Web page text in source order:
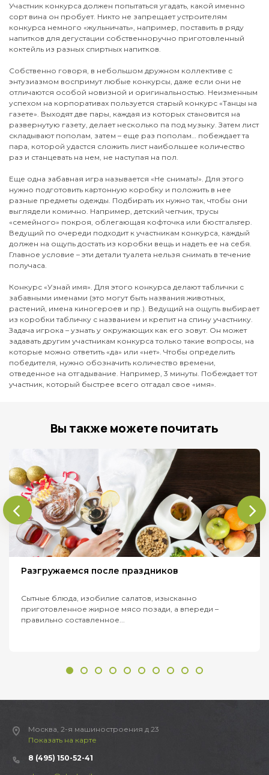
Участник конкурса должен попытаться угадать, какой именно
сорт вина он пробует. Никто не запрещает устроителям
конкурса немного «жульничать», например, поставить в ряду
напитков для дегустации собственноручно приготовленный
коктейль из разных спиртных напитков.
Собственно говоря, в небольшом дружном коллективе с
энтузиазмом воспримут любые конкурсы, даже если они не
отличаются особой новизной и оригинальностью. Неизменным
успехом на корпоративах пользуется старый конкурс «Танцы на
газете». Выходят две пары, каждая из которых становится на
развернутую газету, делает несколько па под музыку. Затем лист
складывают пополам, затем – еще раз пополам… побеждает та
пара, которой удастся сложить лист наибольшее количество
раз и станцевать на нем, не наступая на пол.
Еще одна забавная игра называется «Не снимать!». Для этого
нужно подготовить картонную коробку и положить в нее
разные предметы одежды. Подбирать их нужно так, чтобы они
выглядели комично. Например, детский чепчик, трусы
«семейного» покроя, облегающая кофточка или бюстгальтер.
Ведущий по очереди подходит к участникам конкурса, каждый
должен на ощупь достать из коробки вещь и надеть ее на себя.
Главное условие – эти детали туалета нельзя снимать в течение
получаса.
Конкурс «Узнай имя». Для этого конкурса делают таблички с
забавными именами (это могут быть названия животных,
растений, имена киногероев и пр.). Ведущий на ощупь выбирает
из коробки табличку с названием и крепит на спину участнику.
Задача игрока – узнать у окружающих как его зовут. Он может
задавать другим участникам конкурса только такие вопросы, на
которые можно ответить «да» или «нет». Чтобы определить
победителя, нужно обозначить количество времени,
отведенное на отгадывание. Например, 3 минуты. Побеждает тот
участник, который быстрее всего отгадал свое «имя».
Вы также можете почитать
Разгружаемся после праздников
Сытные блюда, изобилие салатов, изысканно
приготовленное жирное мясо позади, а впереди –
правильно составленное...
Москва, 2-я машиностроения д 23
Показать на карте
8 (495) 150-52-41